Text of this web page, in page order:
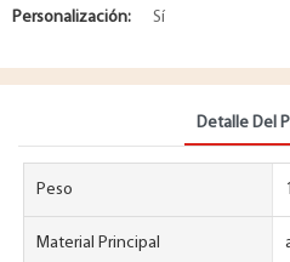
Personalización:
Sí
Detalle Del
Peso
Material Principal